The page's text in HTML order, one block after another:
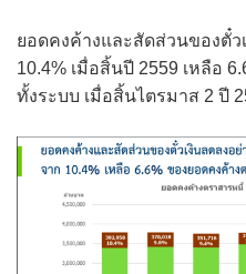
ยอดคงค้างและสัดส่วนของตั๋ว
10.4% เมื่อสิ้นปี 2559 เหลือ
ทั้งระบบ เมื่อสิ้นไตรมาส 2 ปี